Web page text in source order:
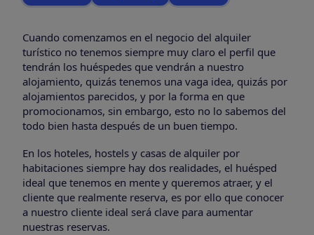
Cuando comenzamos en el negocio del alquiler
turístico no tenemos siempre muy claro el perfil que
tendrán los huéspedes que vendrán a nuestro
alojamiento, quizás tenemos una vaga idea, quizás por
alojamientos parecidos, y por la forma en que
promocionamos, sin embargo, esto no lo sabemos del
todo bien hasta después de un buen tiempo.
En los hoteles, hostels y casas de alquiler por
habitaciones siempre hay dos realidades, el huésped
ideal que tenemos en mente y queremos atraer, y el
cliente que realmente reserva, es por ello que conocer
a nuestro cliente ideal será clave para aumentar
nuestras reservas.